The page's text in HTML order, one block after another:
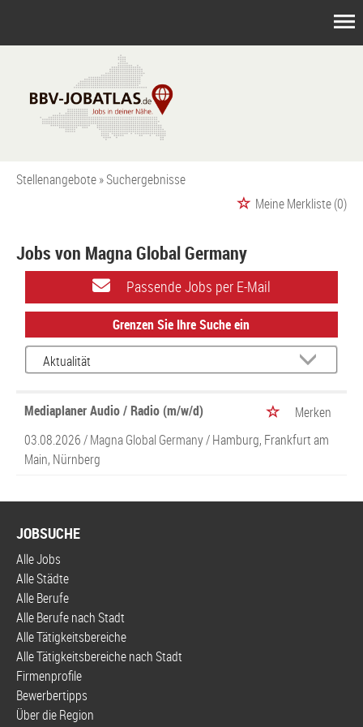
Stellenangebote Suchergebnisse
Meine Merkliste(0)
Jobs von Magna Global Germany
Passende Jobs per E-Mail
Grenzen Sie Ihre Suche ein
Mediaplaner Audio / Radio (m/w/d)
Merken
03.08.2026 /Magna Global Germany/ Hamburg, Frankfurt am
Main, Nürnberg
JOBSUCHE
Alle Jobs
Alle Städte
Alle Berufe
Alle Berufe nach Stadt
Alle Tätigkeitsbereiche
Alle Tätigkeitsbereiche nach Stadt
Firmenprofile
Bewerbertipps
Über die Region